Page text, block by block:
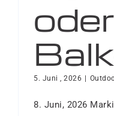
oder
5. Juni , 2026 |
8. Juni, 2026